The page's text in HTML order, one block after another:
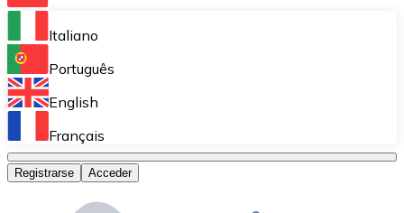
Bitnovo Ramp
Integra nuestra solución en tu plataforma.
Bitnovo Giftcards
Bitnovo OTC
Italiano
Português
English
Français
Registrarse Acceder